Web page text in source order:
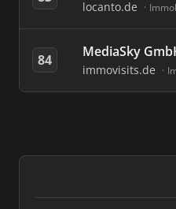
locanto.de
84 MediaSky
immovisits.de